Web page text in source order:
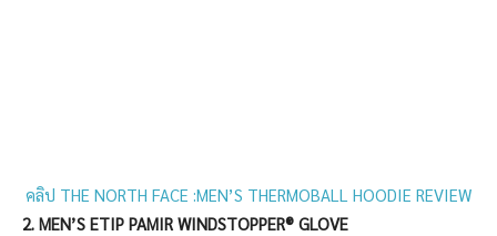
คลิป THE NORTH FACE :MEN’S THERMOBALL HOODIE REVIEW
2. MEN’S ETIP PAMIR WINDSTOPPER® GLOVE